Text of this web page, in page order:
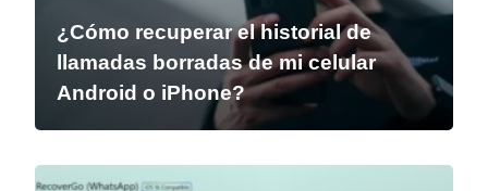
¿Cómo recuperar el historial de
llamadas borradas de mi celular
Android o iPhone?